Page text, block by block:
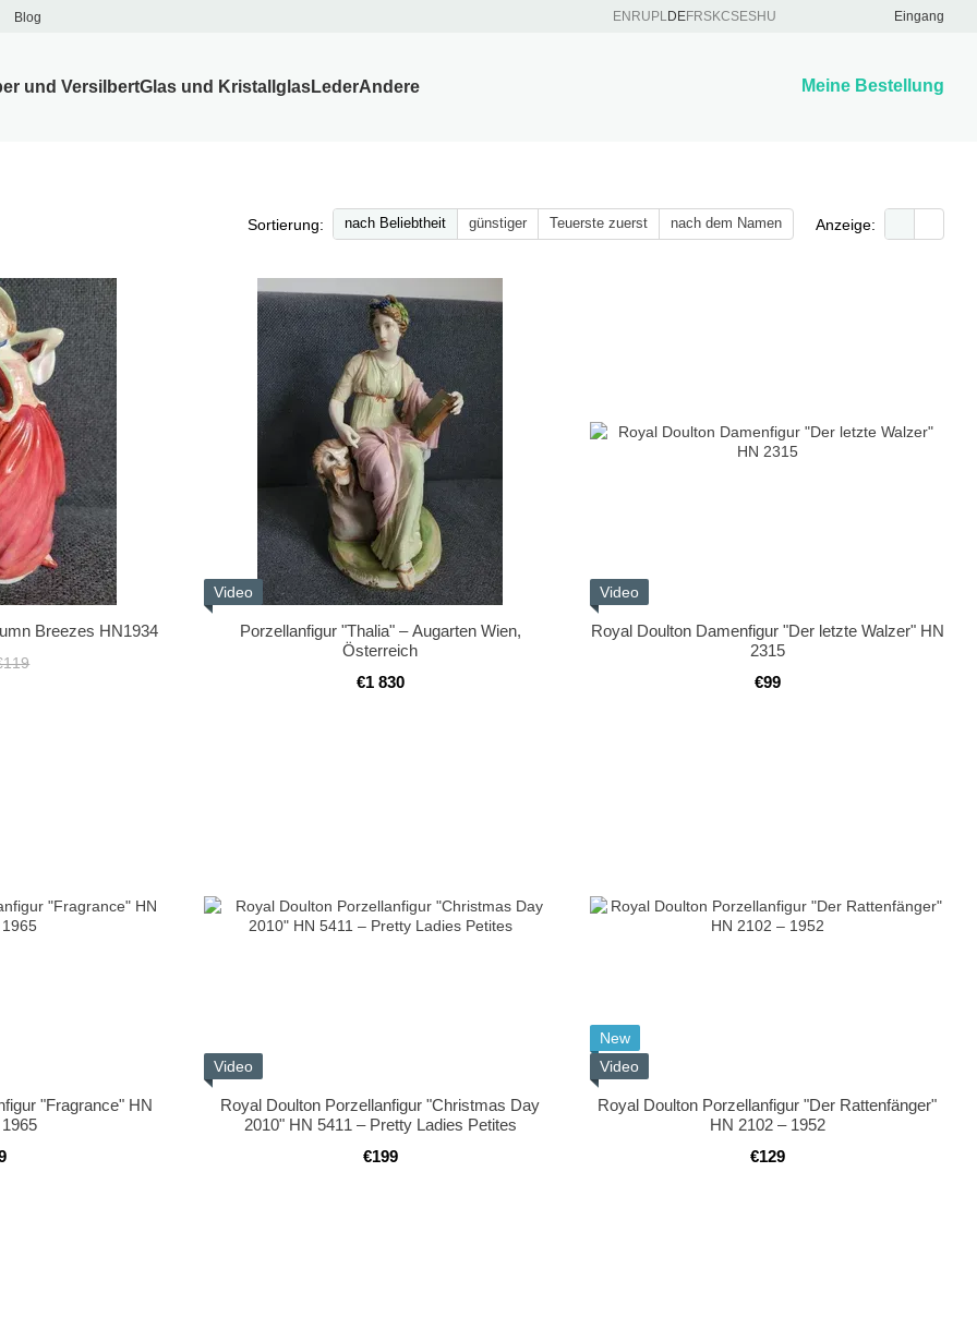
Blog EN RU PLDEFRSKCSESHU Eingang
und VersilbertGlas und KristallglasLederAndere Meine Bestellung
Sortierung: nach Beliebtheit günstiger Teuerste zuerst nach dem Namen Anzeige:
Breezes HN1934
Video
Porzellanfigur "Thalia" – Augarten Wien,
Österreich
€1 830
Video
Royal Doulton Damenfigur "Der letzte Walzer" HN
2315
€99
"Fragrance" HN
Video
Royal Doulton Porzellanfigur "Christmas Day
2010" HN 5411 – Pretty Ladies Petites
€199
New
Video
Royal Doulton Porzellanfigur "Der Rattenfänger"
HN 2102 – 1952
€129